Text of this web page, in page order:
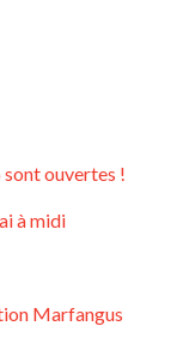
ouvertes !
à midi
Marfangus